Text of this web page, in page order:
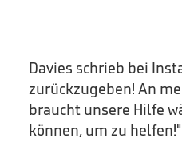
Davies schrieb bei
zurückzugeben! An
braucht unsere Hilfe
können, um zu helfen!"